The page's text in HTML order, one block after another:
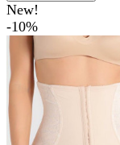
New!
-10%